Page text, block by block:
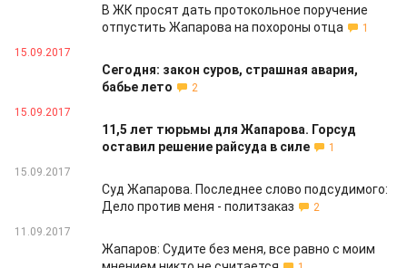
В ЖК просят дать протокольное поручение
отпустить Жапарова на похороны отца
1
15.09.2017
Сегодня: закон суров, страшная авария,
бабье лето
2
15.09.2017
11,5 лет тюрьмы для Жапарова. Горсуд
оставил решение райсуда в силе
1
15.09.2017
Суд Жапарова. Последнее слово подсудимого:
Дело против меня - политзаказ
2
11.09.2017
Жапаров: Судите без меня, все равно с моим